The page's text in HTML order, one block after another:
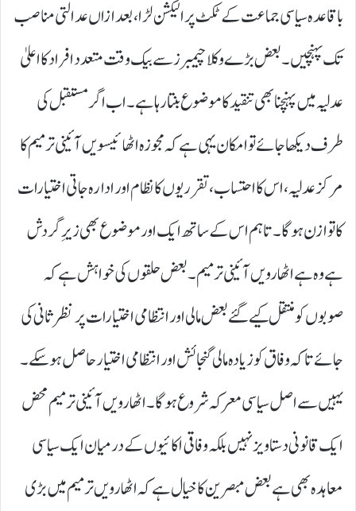
باقاعدہ سیاسی جماعت کے ٹکٹ پر الیکشن لڑا، بعد ازاں عدالتی مناصب
تک پہنچیں۔ بعض بڑے وکلا چیمبرز سے بیک وقت متعدد افراد کا اعلیٰ
عدلیہ میں پہنچنا بھی تنقید کا موضوع بنتا رہا ہے۔ اب اگر مستقبل کی
طرف دیکھا جائے تو امکان یہی ہے کہ مجوزہ اٹھائیسویں آئینی ترمیم کا
مرکز عدلیہ، اس کا احتساب، تقرریوں کا نظام اور ادارہ جاتی اختیارات
کا توازن ہوگا۔ تاہم اس کے ساتھ ایک اور موضوع بھی زیرِ گردش
ہے وہ ہے اٹھارویں آئینی ترمیم۔ بعض حلقوں کی خواہش ہے کہ
صوبوں کو منتقل کیے گئے بعض مالی اور انتظامی اختیارات پر نظرثانی کی
جائے تاکہ وفاق کو زیادہ مالی گنجائش اور انتظامی اختیار حاصل ہو سکے۔
یہیں سے اصل سیاسی معرکہ شروع ہوگا۔ اٹھارویں آئینی ترمیم محض
ایک قانونی دستاویز نہیں بلکہ وفاقی اکائیوں کے درمیان ایک سیاسی
معاہدہ بھی ہے بعض مبصرین کا خیال ہے کہ اٹھارویں ترمیم میں بڑی